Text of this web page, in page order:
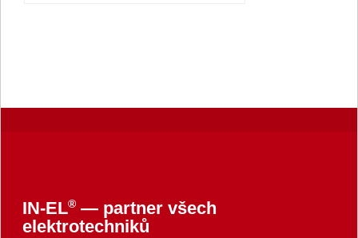
IN-EL®— partner všech
elektrotechniků